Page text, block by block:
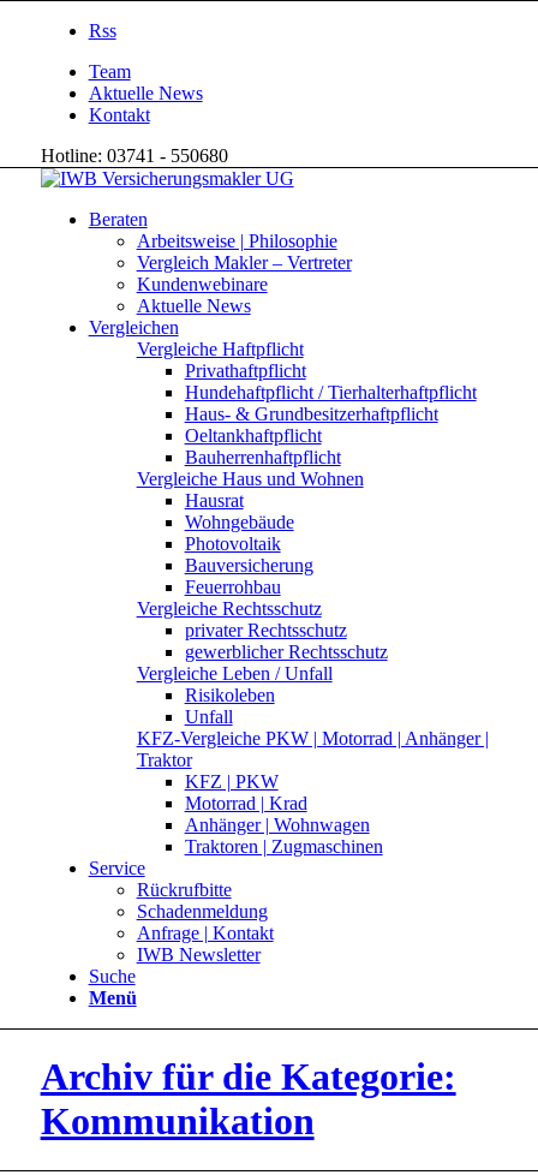
Rss
Team
Aktuelle News
Kontakt
Hotline: 03741 - 550680
Beraten
Arbeitsweise | Philosophie
Vergleich Makler – Vertreter
Kundenwebinare
Aktuelle News
Vergleichen
Vergleiche Haftpflicht
Privathaftpflicht
Hundehaftpflicht / Tierhalterhaftpflicht
Haus- & Grundbesitzerhaftpflicht
Oeltankhaftpflicht
Bauherrenhaftpflicht
Vergleiche Haus und Wohnen
Hausrat
Wohngebäude
Photovoltaik
Bauversicherung
Feuerrohbau
Vergleiche Rechtsschutz
privater Rechtsschutz
gewerblicher Rechtsschutz
Vergleiche Leben / Unfall
Risikoleben
Unfall
KFZ-Vergleiche PKW | Motorrad | Anhänger |
Traktor
KFZ | PKW
Motorrad | Krad
Anhänger | Wohnwagen
Traktoren | Zugmaschinen
Service
Rückrufbitte
Schadenmeldung
Anfrage | Kontakt
IWB Newsletter
Suche
Menü
Archiv für die Kategorie:
Kommunikation